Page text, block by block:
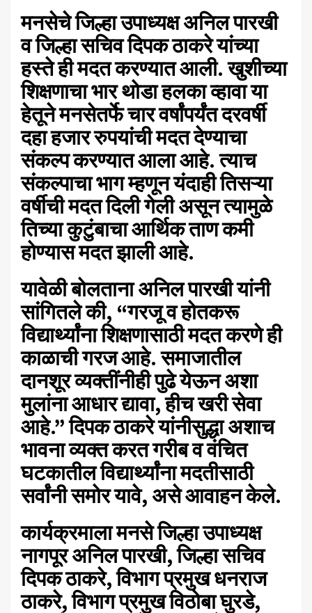
मनसेचे जिल्हा उपाध्यक्ष अनिल पारखी
व जिल्हा सचिव दिपक ठाकरे यांच्या
हस्ते ही मदत करण्यात आली. खुशीच्या
शिक्षणाचा भार थोडा हलका व्हावा या
हेतूने मनसेतर्फे चार वर्षांपर्यंत दरवर्षी
दहा हजार रुपयांची मदत देण्याचा
संकल्प करण्यात आला आहे. त्याच
संकल्पाचा भागम्हणून यंदाही तिसऱ्या
वर्षीची मदत दिली गेली असून त्यामुळे
तिच्या कुटुंबाचा आर्थिक ताण कमी
होण्यास मदत झाली आहे.
यावेळी बोलताना अनिल पारखी यांनी
सांगितले की, “गरजू व होतकरू
विद्यार्थ्यांना शिक्षणासाठी मदत करणे ही
काळाची गरज आहे. समाजातील
दानशूर व्यक्तींनीही पुढे येऊन अशा
मुलांना आधार द्यावा, हीच खरी सेवा
आहे.” दिपक ठाकरे यांनीसुद्धा अशाच
भावना व्यक्त करत गरीब व वंचित
घटकातील विद्यार्थ्यांना मदतीसाठी
सर्वांनी समोर यावे, असे आवाहन केले.
कार्यक्रमाला मनसे जिल्हा उपाध्यक्ष
नागपूर अनिल पारखी, जिल्हा सचिव
दिपक ठाकरे, विभाग प्रमुख धनराज
ठाकरे, विभाग प्रमुख विठोबा घुरडे,